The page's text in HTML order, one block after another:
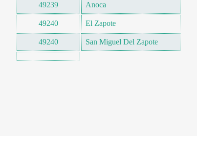
49239 Anoca
49240 El Zapote
49240 San Miguel Del Zapote